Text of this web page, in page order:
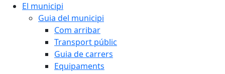
El municipi
Guia del municipi
Com arribar
Transport públic
Guia de carrers
Equipaments